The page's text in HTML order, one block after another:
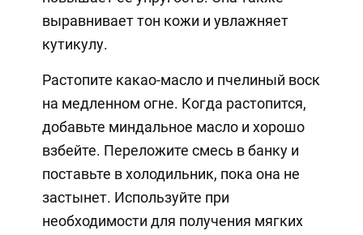
выравнивает тон кожи и увлажняет
кутикулу.
Растопите какао-масло и пчелиный воск
на медленном огне. Когда растопится,
добавьте миндальное масло и хорошо
взбейте. Переложите смесь в банку и
поставьте в холодильник, пока она не
застынет. Используйте при
необходимости для получения мягких